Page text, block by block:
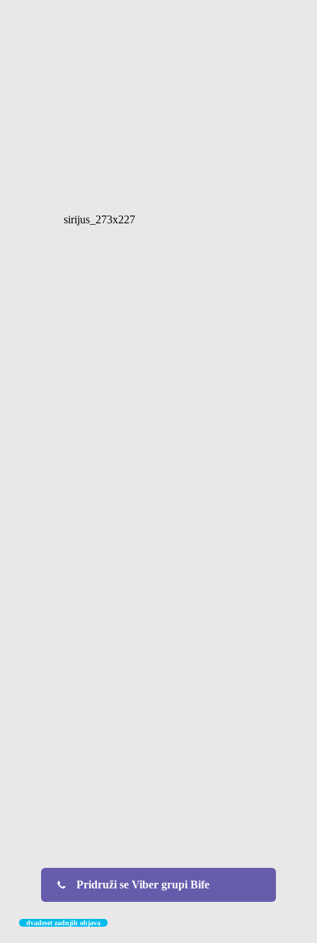
sirijus_273x227
Pridruži se Viber grupi Bife
dvadeset zadnjih objava